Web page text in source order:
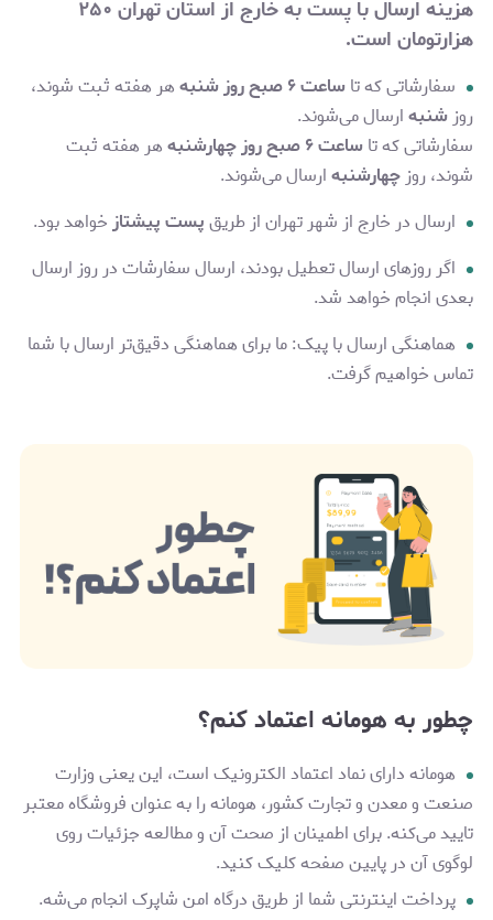
هزینه ارسال با پست به خارج از استان تهران ۲۵۰
هزارتوماناست.
سفارشاتی که تاساعت ۶ صبح روز شنبه
هر هفته ثبت شوند،
روز شنبهارسال می‌شوند.
سفارشاتی که تاساعت ۶ صبح روز چهارشنبه
هر هفته ثبت
شوند، روز چهارشنبهارسال می‌شوند.
ارسال در خارج از شهر تهران از طریقپست پیشتازخواهد بود.
اگر روزهای ارسال تعطیل بودند، ارسال سفارشات در روز ارسال
بعدی انجام خواهد شد.
هماهنگی ارسال با پیک: ما برای هماهنگی دقیق‌تر ارسال با شما
تماس خواهیم گرفت.
چطور به هومانه اعتماد کنم؟
هومانه دارای نماد اعتماد الکترونیک است، این یعنی وزارت
صنعت و معدن و تجارت کشور، هومانه را به عنوان فروشگاه معتبر
تایید می‌کنه. برای اطمینان از صحت آن و مطالعه جزئیات روی
لوگوی آن در پایین صفحه کلیک کنید.
پرداخت اینترنتی شما از طریق درگاه‌ امن شاپرک انجام می‌شه.